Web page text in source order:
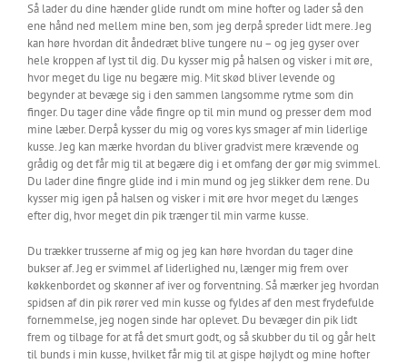
Så lader du dine hænder glide rundt om mine hofter og lader så den
ene hånd ned mellem mine ben, som jeg derpå spreder lidt mere. Jeg
kan høre hvordan dit åndedræt blive tungere nu – og jeg gyser over
hele kroppen af lyst til dig. Du kysser mig på halsen og visker i mit øre,
hvor meget du lige nu begære mig. Mit skød bliver levende og
begynder at bevæge sig i den sammen langsomme rytme som din
finger. Du tager dine våde fingre op til min mund og presser dem mod
mine læber. Derpå kysser du mig og vores kys smager af min liderlige
kusse. Jeg kan mærke hvordan du bliver gradvist mere krævende og
grådig og det får mig til at begære dig i et omfang der gør mig svimmel.
Du lader dine fingre glide ind i min mund og jeg slikker dem rene. Du
kysser mig igen på halsen og visker i mit øre hvor meget du længes
efter dig, hvor meget din pik trænger til min varme kusse.
Du trækker trusserne af mig og jeg kan høre hvordan du tager dine
bukser af. Jeg er svimmel af liderlighed nu, længer mig frem over
køkkenbordet og skønner af iver og forventning. Så mærker jeg hvordan
spidsen af din pik rører ved min kusse og fyldes af den mest frydefulde
fornemmelse, jeg nogen sinde har oplevet. Du bevæger din pik lidt
frem og tilbage for at få det smurt godt, og så skubber du til og går helt
til bunds i min kusse, hvilket får mig til at gispe højlydt og mine hofter